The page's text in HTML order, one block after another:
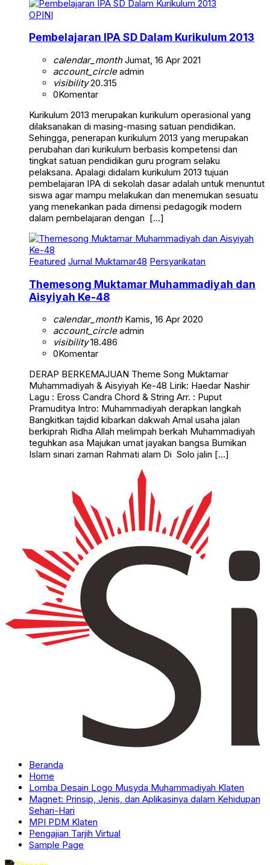
OPINI
Pembelajaran IPA SD Dalam Kurikulum 2013
calendar_monthJumat, 16 Apr 2021
account_circleadmin
visibility20.315
0Komentar
Kurikulum 2013 merupakan kurikulum operasional yang
dilaksanakan di masing-masing satuan pendidikan.
Sehingga, penerapan kurikulum 2013 yang merupakan
perubahan dari kurikulum berbasis kompetensi dan
tingkat satuan pendidikan guru program selaku
pelaksana. Apalagi didalam kurikulum 2013 tujuan
pembelajaran IPA di sekolah dasar adalah untuk menuntut
siswa agar mampu melakukan dan menemukan sesuatu
yang menekankan pada dimensi pedagogik modern
dalam pembelajaran dengan […]
Featured Jurnal Muktamar48 Persyarikatan
Themesong Muktamar Muhammadiyah dan
Aisyiyah Ke-48
calendar_monthKamis, 16 Apr 2020
account_circleadmin
visibility18.486
0Komentar
DERAP BERKEMAJUAN Theme Song Muktamar
Muhammadiyah & Aisyiyah Ke-48 Lirik: Haedar Nashir
Lagu : Eross Candra Chord & String Arr. : Puput
Pramuditya Intro: Muhammadiyah derapkan langkah
Bangkitkan tajdid kibarkan dakwah Amal usaha jalan
berkiprah Ridha Allah melimpah berkah Muhammadiyah
teguhkan asa Majukan umat jayakan bangsa Bumikan
Islam sinari zaman Rahmati alam Di Solo jalin […]
Beranda
Home
Lomba Desain Logo Musyda Muhammadiyah Klaten
Magnet: Prinsip, Jenis, dan Aplikasinya dalam Kehidupan
Sehari-Hari
MPI PDM Klaten
Pengajian Tarjih Virtual
Sample Page